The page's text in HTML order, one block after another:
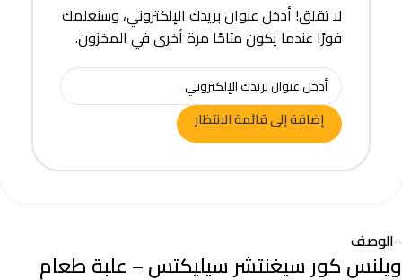
لا تقلق! أدخل عنوان بريدك الإلكتروني، وسنعلمك
فورًا عندما يكون متاحًا مرة أخرى في المخزون.
إضافة إلى قائمة الانتظار
الوصف
ويلنس كور سيغنتشر سيليكتس – علبة طعام